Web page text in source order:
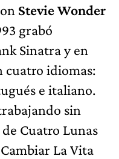
Stevie Wonder
grabó
Sinatra y en
cuatro idiomas:
e italiano.
sin
Cuatro Lunas
La Vita